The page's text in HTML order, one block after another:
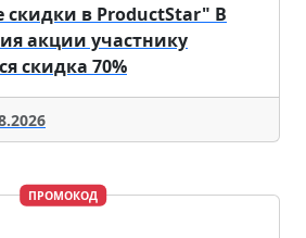
в ProductStar" В
акции участнику
скидка 70%
ПРОМОКОД